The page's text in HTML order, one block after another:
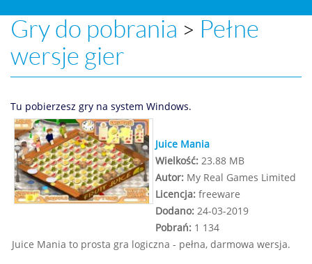
Gry do pobrania > Pełne
wersje gier
Tu pobierzesz gry na system Windows.
Juice Mania
Wielkość: 23.88 MB
Autor: My Real Games Limited
Licencja: freeware
Dodano: 24-03-2019
Pobrań: 1 134
Juice Mania to prosta gra logiczna - pełna, darmowa wersja.